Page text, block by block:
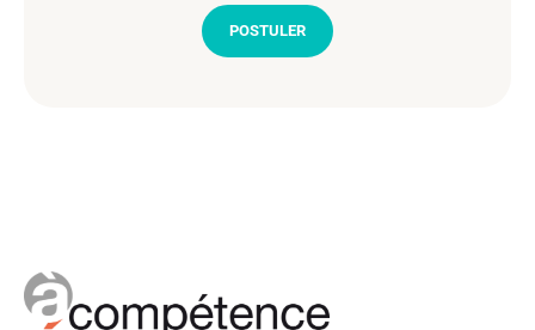
POSTULER